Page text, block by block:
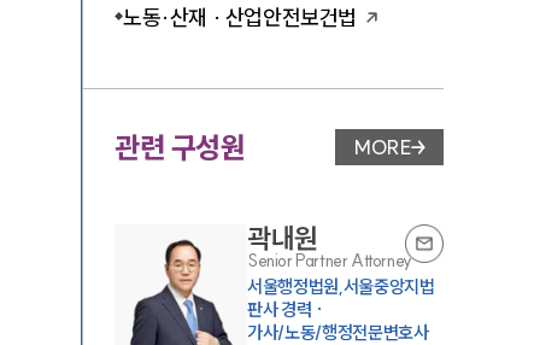
노동·산재 · 산업안전보건법
관련 구성원 변호사 페이지 이동
MORE
곽내원
Senior Partner Attorney
서울행정법원,서울중앙지법
판사 경력 ·
가사/노동/행정전문변호사